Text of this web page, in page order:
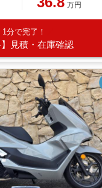
万円
1分で完了！
】見積・在庫確認